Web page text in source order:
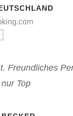
Freundliches
Top